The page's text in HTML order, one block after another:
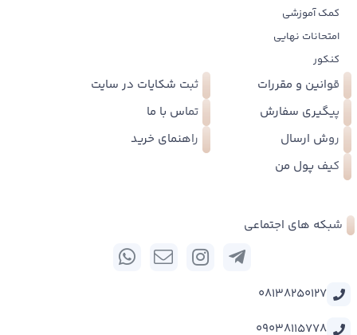
کمک آموزشی
امتحانات نهایی
کنکور
قوانین و مقررات
ثبت شکایات در سایت
پیگیری سفارش
تماس با ما
روش ارسال
راهنمای خرید
کیف پول من
شبکه های اجتماعی
08138250127
09038115778